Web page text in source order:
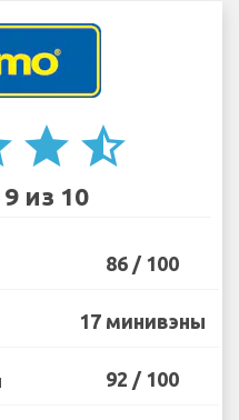
star star_half
из 10
86 / 100
17 минивэны
92 / 100